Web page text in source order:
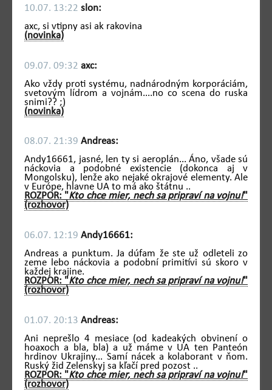
10.07. 13:22 slon:
axc, si vtipny asi ak rakovina
(novinka)
09.07. 09:32 axc:
Ako vždy proti systému, nadnárodným korporáciám,
svetovým lídrom a vojnám....no co scena do ruska
snimi?? ;)
(novinka)
08.07. 21:39 Andreas:
Andy16661, jasné, len ty si aeroplán... Áno, všade sú
náckovia a podobné existencie (dokonca aj v
Mongolsku), lenže ako nejaké okrajové elementy. Ale
v Európe, hlavne UA to má ako štátnu ..
ROZPOR: "Kto chce mier, nech sa pripraví na vojnu!"
(rozhovor)
06.07. 12:19 Andy16661:
Andreas a punktum. Ja dúfam že ste už odleteli zo
zeme lebo náckovia a podobní primitívi sú skoro v
každej krajine.
ROZPOR: "Kto chce mier, nech sa pripraví na vojnu!"
(rozhovor)
01.07. 20:13 Andreas:
Ani neprešlo 4 mesiace (od kadeakých obvinení o
hoaxoch a bla, bla) a už máme v UA ten Panteón
hrdinov Ukrajiny... Samí nácek a kolaborant v ňom.
Ruský žid Zelenskyj sa kľačí pred pozost ..
ROZPOR: "Kto chce mier, nech sa pripraví na vojnu!"
(rozhovor)